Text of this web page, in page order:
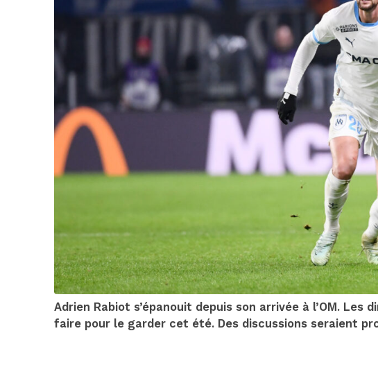
Adrien Rabiot s’épanouit depuis son arrivée à l’OM.
faire pour le garder cet été. Des discussions seraient